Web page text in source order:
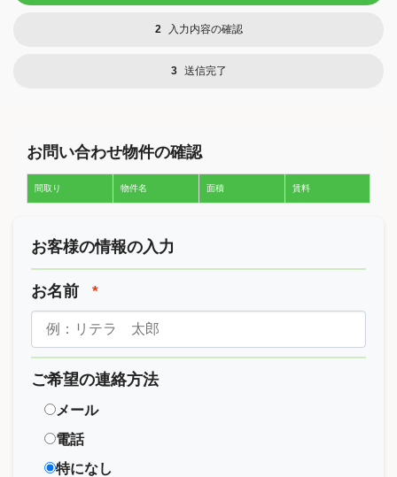
2 入力内容の確認
3 送信完了
お問い合わせ物件の確認
間取り 物件名 面積 賃料
お客様の情報の入力
お名前 *
ご希望の連絡方法
メール
電話
特になし